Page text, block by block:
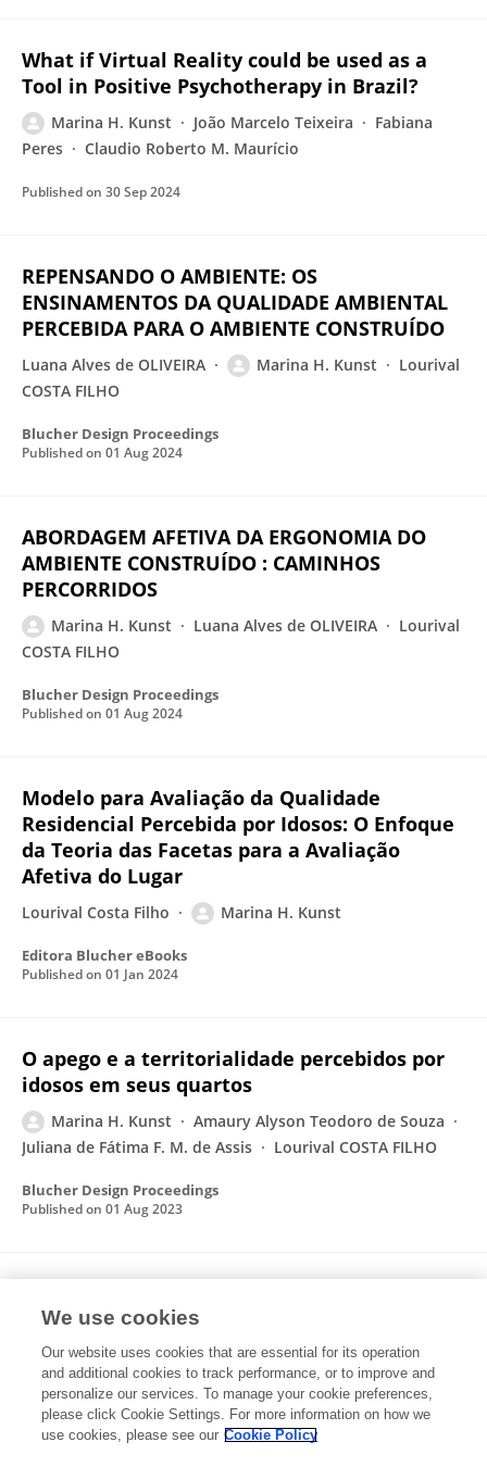
What if Virtual Reality could be used as a
Tool in Positive Psychotherapy in Brazil?
Marina H. Kunst João Marcelo Teixeira
Fabiana
Peres
Claudio Roberto M. Maurício
Published on 30 Sep 2024
REPENSANDO O AMBIENTE: OS
ENSINAMENTOS DA QUALIDADE AMBIENTAL
PERCEBIDA PARA O AMBIENTE CONSTRUÍDO
Luana Alves de OLIVEIRA Marina H. Kunst
Lourival
COSTA FILHO
Blucher Design Proceedings
Published on 01 Aug 2024
ABORDAGEM AFETIVA DA ERGONOMIA DO
AMBIENTE CONSTRUÍDO : CAMINHOS
PERCORRIDOS
Marina H. Kunst Luana Alves de OLIVEIRA
Lourival
COSTA FILHO
Blucher Design Proceedings
Published on 01 Aug 2024
Modelo para Avaliação da Qualidade
Residencial Percebida por Idosos: O Enfoque
da Teoria das Facetas para a Avaliação
Afetiva do Lugar
Lourival Costa Filho Marina H. Kunst
Editora Blucher eBooks
Published on 01 Jan 2024
O apego e a territorialidade percebidos por
idosos em seus quartos
Marina H. Kunst
Amaury Alyson Teodoro de Souza
Juliana de Fátima F. M. de Assis
Lourival COSTA FILHO
Blucher Design Proceedings
Published on 01 Aug 2023
FACHADAS DE CASAS
Marina H. Kunst Lourival Costa Filho
Revista Projetar - Projeto e Percepção do Ambiente
Published on24 May 2023
We use cookies
Our website uses cookies that are essential for its operation
and additional cookies to track performance, or to improve and
personalize our services. To manage your cookie preferences,
please click Cookie Settings. For more information on how we
use cookies, please see our Cookie Policy